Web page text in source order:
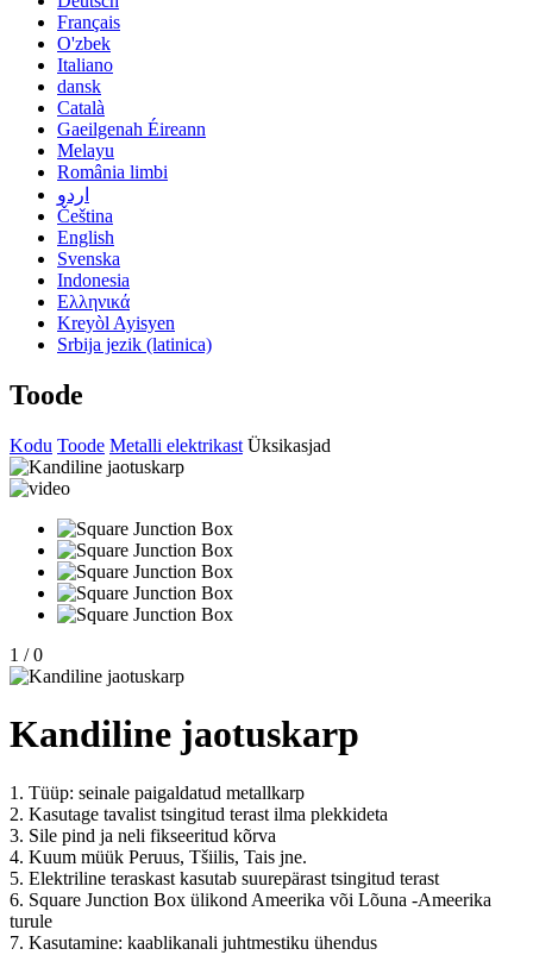
Français
O'zbek
Italiano
dansk
Català
Gaeilgenah Éireann
Melayu
România limbi
اردو
Čeština
English
Svenska
Indonesia
Ελληνικά
Kreyòl Ayisyen
Srbija jezik (latinica)
Toode
Kodu Toode Metalli elektrikast Üksikasjad
1 / 0
Kandiline jaotuskarp
1. Tüüp: seinale paigaldatud metallkarp
2. Kasutage tavalist tsingitud terast ilma plekkideta
3. Sile pind ja neli fikseeritud kõrva
4. Kuum müük Peruus, Tšiilis, Tais jne.
5. Elektriline teraskast kasutab suurepärast tsingitud terast
6. Square Junction Box ülikond Ameerika või Lõuna -Ameerika
turule
7. Kasutamine: kaablikanali juhtmestiku ühendus